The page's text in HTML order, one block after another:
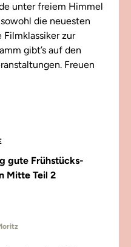
unter freiem Himmel
die neuesten
Filmklassiker zur
gibt’s auf den
Freuen
gute Frühstücks-
Mitte Teil 2